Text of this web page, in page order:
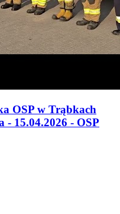
OSP w Trąbkach
15.04.2026 - OSP